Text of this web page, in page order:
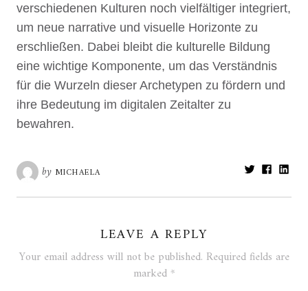
verschiedenen Kulturen noch vielfältiger integriert,
um neue narrative und visuelle Horizonte zu
erschließen. Dabei bleibt die kulturelle Bildung
eine wichtige Komponente, um das Verständnis
für die Wurzeln dieser Archetypen zu fördern und
ihre Bedeutung im digitalen Zeitalter zu
bewahren.
by MICHAELA Share:
LEAVE A REPLY
Your email address will not be published. Required fields are
marked *